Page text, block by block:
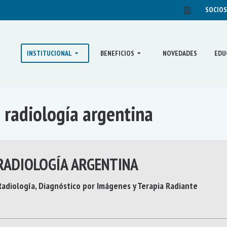
INSTITUCIONAL BENEFICIOS NOVEDADES
argentina
ARGENTINA
Diagnóstico por Imágenes y Terapia Radiante